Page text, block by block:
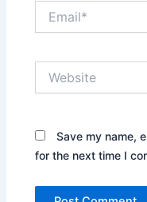
Save my name,
for the next time I